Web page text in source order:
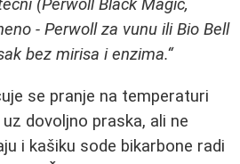
(Perwoll Black Magic,
- Perwoll za vunu ili Bio Bell
bez mirisa i enzima.“
se pranje na temperaturi
dovoljno praska, ali ne
i kašiku sode bikarbone radi